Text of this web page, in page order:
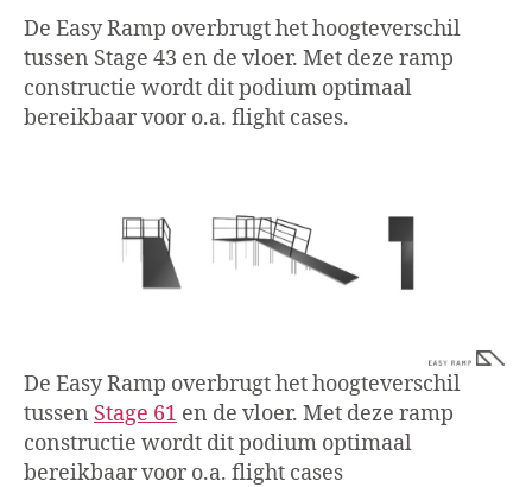
De Easy Ramp overbrugt het hoogteverschil
tussen Stage 43 en de vloer. Met deze ramp
constructie wordt dit podium optimaal
bereikbaar voor o.a. flight cases.
De Easy Ramp overbrugt het hoogteverschil
tussen Stage 61 en de vloer. Met deze ramp
constructie wordt dit podium optimaal
bereikbaar voor o.a. flight cases